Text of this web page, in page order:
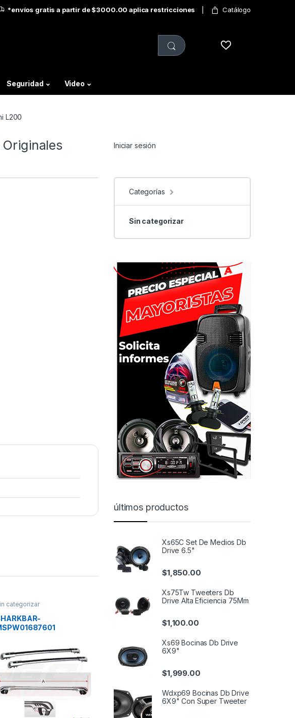
*envíos gratis a partir de $3000.00 aplica restricciones Catálogo
Seguridad Video
L200
Originales
categorizar
Aluminio Fijar Sobre
Barras Medianas
Iniciar sesión
Categorías
Sin categorizar
últimos productos
Xs65C Set De Medios Db
Drive 6.5"
$1,850.00
Xs75Tw Tweeters Db
Drive Alta Eficiencia 75Mm
$1,100.00
Xs69 Bocinas Db Drive
6X9"
$1,999.00
Wdxp69 Bocinas Db Drive
6X9" Con Super Tweeter